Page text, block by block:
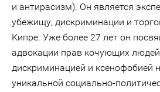
и антирасизм). Он является
убежищу, дискриминации и
Кипре. Уже более 27 лет он
адвокации прав кочующих
дискриминацией и ксенофобией
уникальной социально-